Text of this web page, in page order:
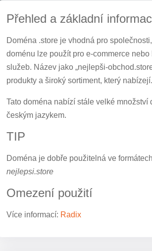
Přehled a základní
Doména .store je vhodná pro
doménu lze použít pro e-commerce
služeb. Název jako „nejlepši-
produkty a široký sortiment, který nabízejí.
Tato doména nabízí stále velké
českým jazykem.
TIP
Doména je dobře použitelná ve
nejlepsi.store
Omezení použití
Více informací: Radix